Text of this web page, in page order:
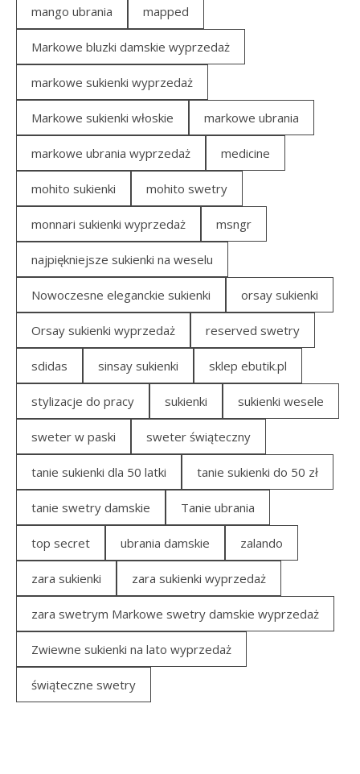
mango ubrania mapped
Markowe bluzki damskie wyprzedaż
markowe sukienki wyprzedaż
Markowe sukienki włoskie markowe ubrania
markowe ubrania wyprzedaż medicine
mohito sukienki mohito swetry
monnari sukienki wyprzedaż msngr
najpiękniejsze sukienki na weselu
Nowoczesne eleganckie sukienki orsay sukienki
Orsay sukienki wyprzedaż reserved swetry
sdidas sinsay sukienki sklep ebutik.pl
stylizacje do pracy sukienki sukienki wesele
sweter w paski sweter świąteczny
tanie sukienki dla 50 latki tanie sukienki do 50 zł
tanie swetry damskie Tanie ubrania
top secret ubrania damskie zalando
zara sukienki zara sukienki wyprzedaż
zara swetrym Markowe swetry damskie wyprzedaż
Zwiewne sukienki na lato wyprzedaż
świąteczne swetry